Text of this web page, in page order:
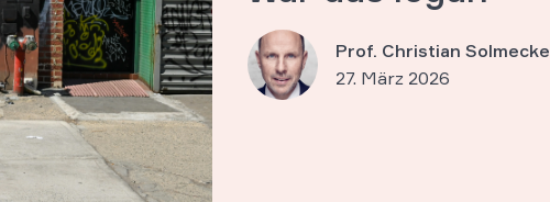
Prof. Christian Solmecke
27. März 2026